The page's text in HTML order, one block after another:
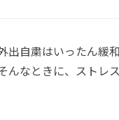
自粛はいったん緩
んなときに、ストレ